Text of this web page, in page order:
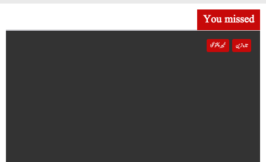
You missed
تازہ ترین خیبر پختونخوا